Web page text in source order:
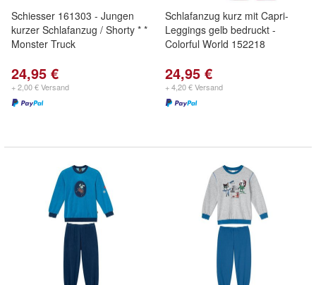
Schiesser 161303 - Jungen
kurzer Schlafanzug / Shorty * *
Monster Truck
24,95 €
+ 2,00 € Versand
Schlafanzug kurz mit Capri-
Leggings gelb bedruckt -
Colorful World 152218
24,95 €
+ 4,20 € Versand